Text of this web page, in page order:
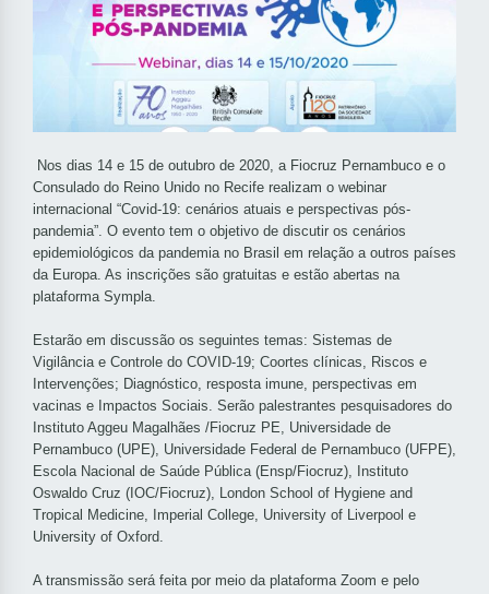
Nos dias 14 e 15 de outubro de 2020, a Fiocruz Pernambuco e o
Consulado do Reino Unido no Recife realizam o webinar
internacional “Covid-19: cenários atuais e perspectivas pós-
pandemia”. O evento tem o objetivo de discutir os cenários
epidemiológicos da pandemia no Brasil em relação a outros países
da Europa. As inscrições são gratuitas e estão abertas na
plataforma Sympla.
Estarão em discussão os seguintes temas: Sistemas de
Vigilância e Controle do COVID-19; Coortes clínicas, Riscos e
Intervenções; Diagnóstico, resposta imune, perspectivas em
vacinas e Impactos Sociais. Serão palestrantes pesquisadores do
Instituto Aggeu Magalhães /Fiocruz PE, Universidade de
Pernambuco (UPE), Universidade Federal de Pernambuco (UFPE),
Escola Nacional de Saúde Pública (Ensp/Fiocruz), Instituto
Oswaldo Cruz (IOC/Fiocruz), London School of Hygiene and
Tropical Medicine, Imperial College, University of Liverpool e
University of Oxford.
A transmissão será feita por meio da plataforma Zoom e pelo